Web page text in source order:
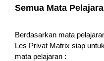
Semua Mata
Berdasarkan mata
Les Privat Matrix siap
mata pelajaran :